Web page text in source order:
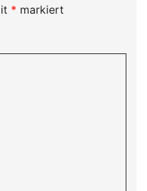
* markiert